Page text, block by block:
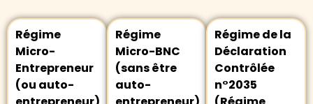
Régime
Micro-
Entrepreneur
(ou auto-
Régime
Micro-BNC
(sans être
auto-
Régime de la
Déclaration
Contrôlée
n°2035